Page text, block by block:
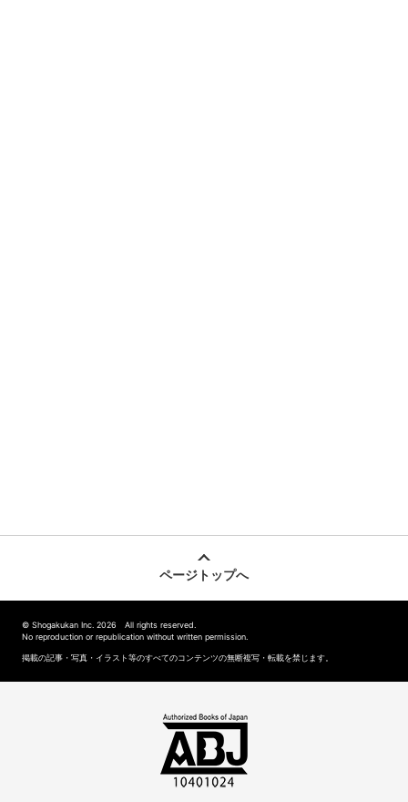
ページトップへ
© Shogakukan Inc. 2026 All rights reserved.
No reproduction or republication without written permission.
掲載の記事・写真・イラスト等のすべてのコンテンツの無断複写・転載を禁じます。